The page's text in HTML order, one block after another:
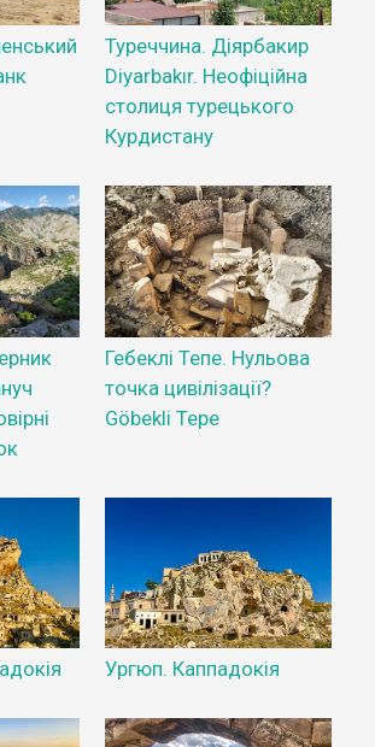
Туреччина. Діярбакир
Diyarbakır. Неофіційна
столиця турецького
Курдистану
Гебеклі Тепе. Нульова
точка цивілізації?
Göbekli Tepe
Ургюп. Каппадокія